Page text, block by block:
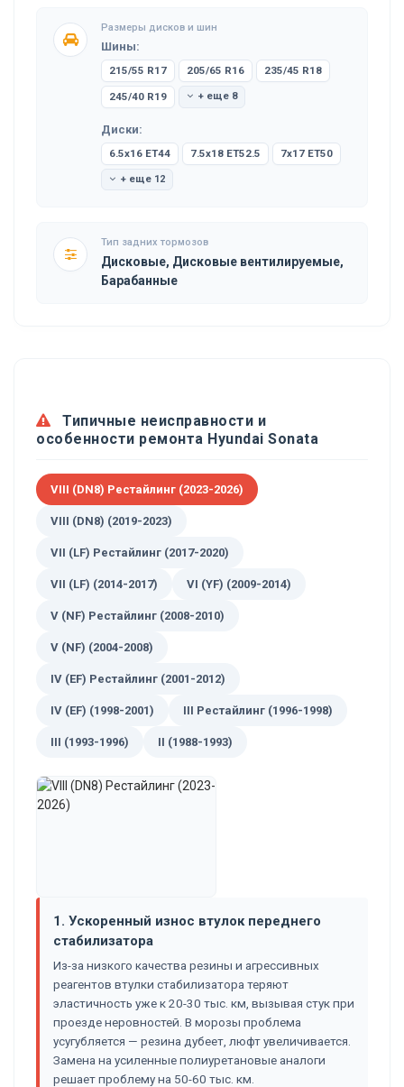
Размеры дисков и шин
Шины:
215/55 R17 205/65 R16 235/45 R18
245/40 R19 + еще 8
Диски:
6.5x16 ET44 7.5x18 ET52.5 7x17 ET50
+ еще 12
Тип задних тормозов
Дисковые, Дисковые вентилируемые,
Барабанные
Типичные неисправности и
особенности ремонта Hyundai Sonata
VIII (DN8) Рестайлинг (2023-2026)
VIII (DN8) (2019-2023)
VII (LF) Рестайлинг (2017-2020)
VII (LF) (2014-2017) VI (YF) (2009-2014)
V (NF) Рестайлинг (2008-2010)
V (NF) (2004-2008)
IV (EF) Рестайлинг (2001-2012)
IV (EF) (1998-2001) III Рестайлинг (1996-1998)
III (1993-1996) II (1988-1993)
1. Ускоренный износ втулок переднего
стабилизатора
Из-за низкого качества резины и агрессивных
реагентов втулки стабилизатора теряют
эластичность уже к 20-30 тыс. км, вызывая стук при
проезде неровностей. В морозы проблема
усугубляется — резина дубеет, люфт увеличивается.
Замена на усиленные полиуретановые аналоги
решает проблему на 50-60 тыс. км.